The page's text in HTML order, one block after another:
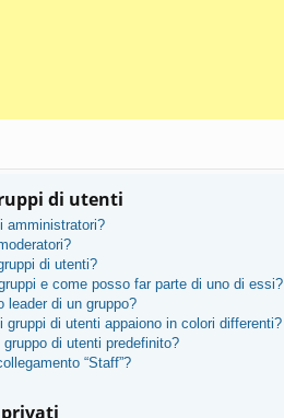
di utenti
amministratori?
di utenti?
e come posso far parte di uno di essi?
leader di un gruppo?
gruppi di utenti appaiono in colori differenti?
gruppo di utenti predefinito?
“Staff”?
privati